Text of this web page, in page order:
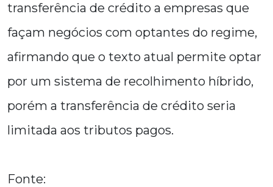
transferência de crédito a empresas que
façam negócios com optantes do regime,
afirmando que o texto atual permite optar
por um sistema de recolhimento híbrido,
porém a transferência de crédito seria
limitada aos tributos pagos.
Fonte: